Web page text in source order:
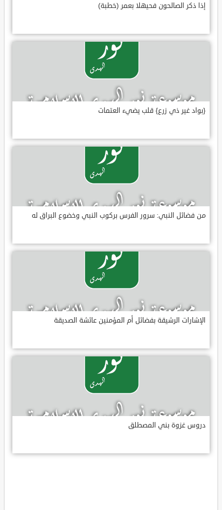
إذا ذكر الصالحون فحيهلا بعمر (خطبة)
{بواد غير ذي زرع} قلب يضيء العتمات
من فضائل النبي: سرور الفرس بركوب النبي وخضوع البراق له
الإشارات الرشيقة بفضائل أم المؤمنين عائشة الصديقة
دروس غزوة بني المصطلق